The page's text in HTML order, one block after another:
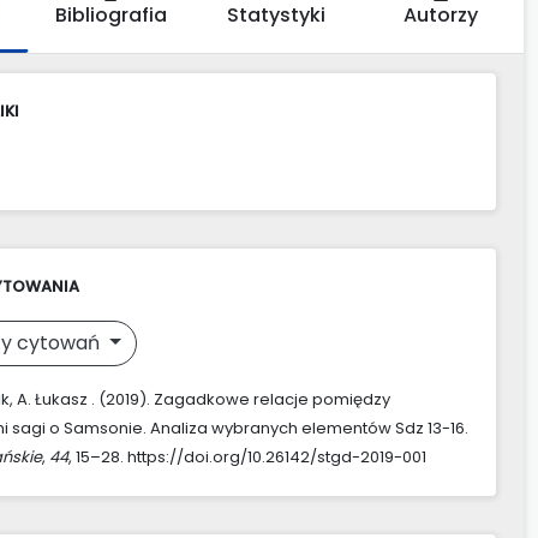
Bibliografia Statystyki Autorzy
cytowań
A. Łukasz . (2019). Zagadkowe relacje pomiędzy
sagi o Samsonie. Analiza wybranych elementów Sdz 13-16.
, 44, 15–28. https://doi.org/10.26142/stgd-2019-001